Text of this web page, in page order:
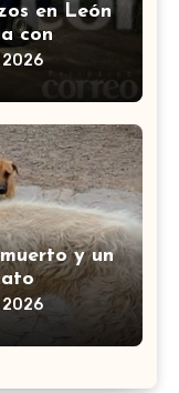
en León
con
2026
y un
2026